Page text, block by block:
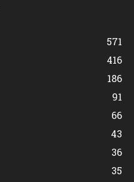
571
416
186
91
66
43
36
35